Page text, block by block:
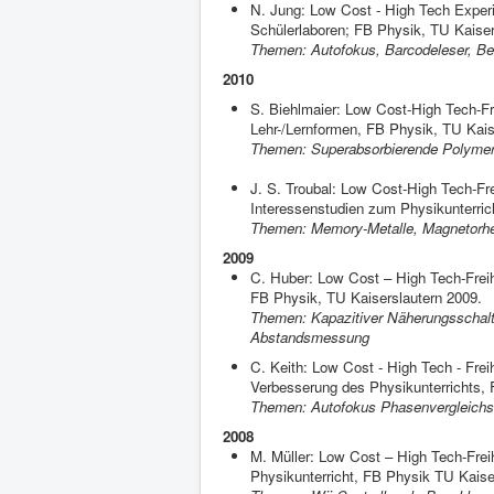
N. Jung: Low Cost - High Tech
Schülerlaboren; FB Physik, TU
Themen: Autofokus, Barcodeleser,
2010
S. Biehlmaier: Low Cost-High Tech-
Lehr-/Lernformen, FB Physik, TU
Themen: Superabsorbierende
J. S. Troubal: Low Cost-High Tech-
Interessenstudien zum
Themen: Memory-Metalle,
2009
C. Huber: Low Cost – High Tech-
FB Physik, TU Kaiserslautern 2009.
Themen: Kapazitiver
Abstandsmessung
C. Keith: Low Cost - High Tech -
Verbesserung des
Themen: Autofokus
2008
M. Müller: Low Cost – High Tech-
Physikunterricht, FB Physik TU